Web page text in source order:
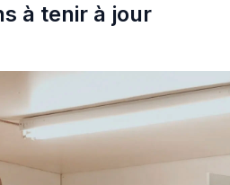
à tenir à jour